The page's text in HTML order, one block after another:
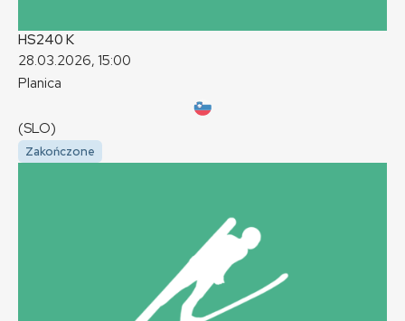
HS240 K
28.03.2026, 15:00
Planica
(SLO)
Zakończone